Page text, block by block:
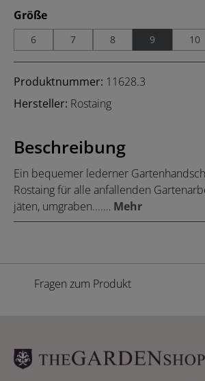
Größeauswählen
6 7 8 9 10
Produktnummer: 11628.3
Hersteller: Rostaing
Beschreibung
Ein bequemer lederner
Rostaing für alle anfallenden
jäten, umgraben....… Mehr
Fragen zum Produkt